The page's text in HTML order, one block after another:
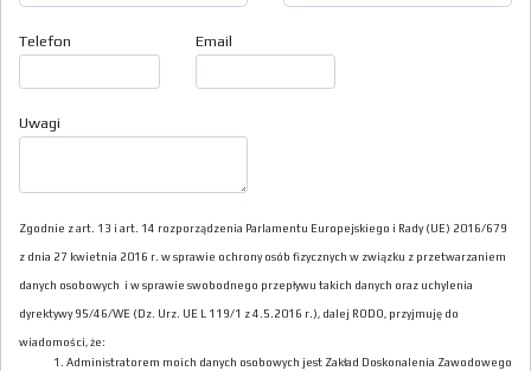
Telefon Email
Uwagi
Zgodnie z art. 13 i art. 14 rozporządzenia Parlamentu Europejskiego i Rady (UE) 2016/679
z dnia 27 kwietnia 2016 r. w sprawie ochrony osób fizycznych w związku z przetwarzaniem
danych osobowych i w sprawie swobodnego przepływu takich danych oraz uchylenia
dyrektywy 95/46/WE (Dz. Urz. UE L 119/1 z 4.5.2016 r.), dalej RODO, przyjmuję do
wiadomości, że:
Administratorem moich danych osobowych jest Zakład Doskonalenia Zawodowego